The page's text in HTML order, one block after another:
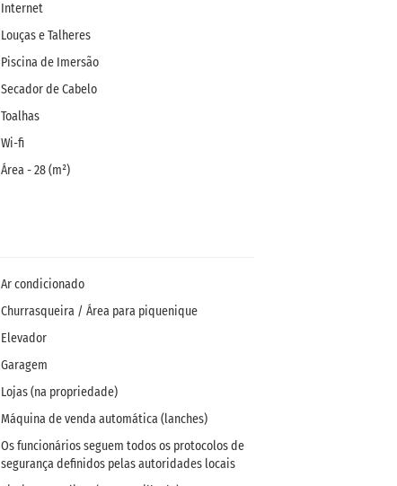
Internet
Louças e Talheres
Piscina de Imersão
Secador de Cabelo
Toalhas
Wi-fi
Área - 28 (m²)
Ar condicionado
Churrasqueira / Área para piquenique
Elevador
Garagem
Lojas (na propriedade)
Máquina de venda automática (lanches)
Os funcionários seguem todos os protocolos de
segurança definidos pelas autoridades locais